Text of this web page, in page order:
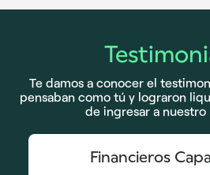
Te damos a conocer el
pensaban como tú y lograron
de ingresar a nuestro
Financieros